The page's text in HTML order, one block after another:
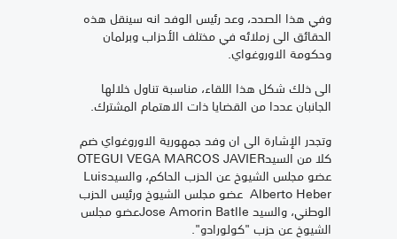
وفي هذا الصدد، وعد رئيس الوفد انه سينقل هذه
الحقائق الى زملائه في مختلف الأحزاب وبرلمان
وحكومة الاوروغواي.
الى ذلك شكل هذا اللقاء، مناسبة تناول خلالها
الجانبان عددا من القضايا ذات الاهتمام المشترك.
وتجدر الإشارة الى ان وفد جمهورية الاوروغواي ضم
كلا من السيدOTEGUI VEGA MARCOS JAVIER
عضو مجلس الشيوخ عن الحزب الحاكم، والسيدLuis
Alberto Heber عضو مجلس الشيوخ ورئيس الحزب
الوطني، والسيد Jose Amorin Batlleعضو مجلس
الشيوخ عن حزب "كولورادو".